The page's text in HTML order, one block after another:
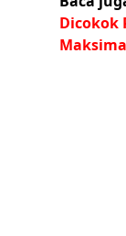
Dicokok